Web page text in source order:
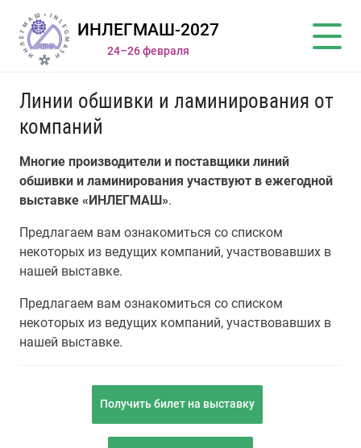
ИНЛЕГМАШ-2027
24–26 февраля
Линии обшивки и ламинирования от
компаний
Многие производители и поставщики линий
обшивки и ламинирования участвуют в ежегодной
выставке «ИНЛЕГМАШ».
Предлагаем вам ознакомиться со списком
некоторых из ведущих компаний, участвовавших в
нашей выставке.
Предлагаем вам ознакомиться со списком
некоторых из ведущих компаний, участвовавших в
нашей выставке.
Получить билет на выставку